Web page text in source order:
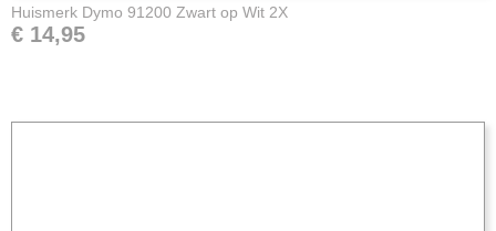
Huismerk Dymo 91200 Zwart op Wit 2X
€ 14,95